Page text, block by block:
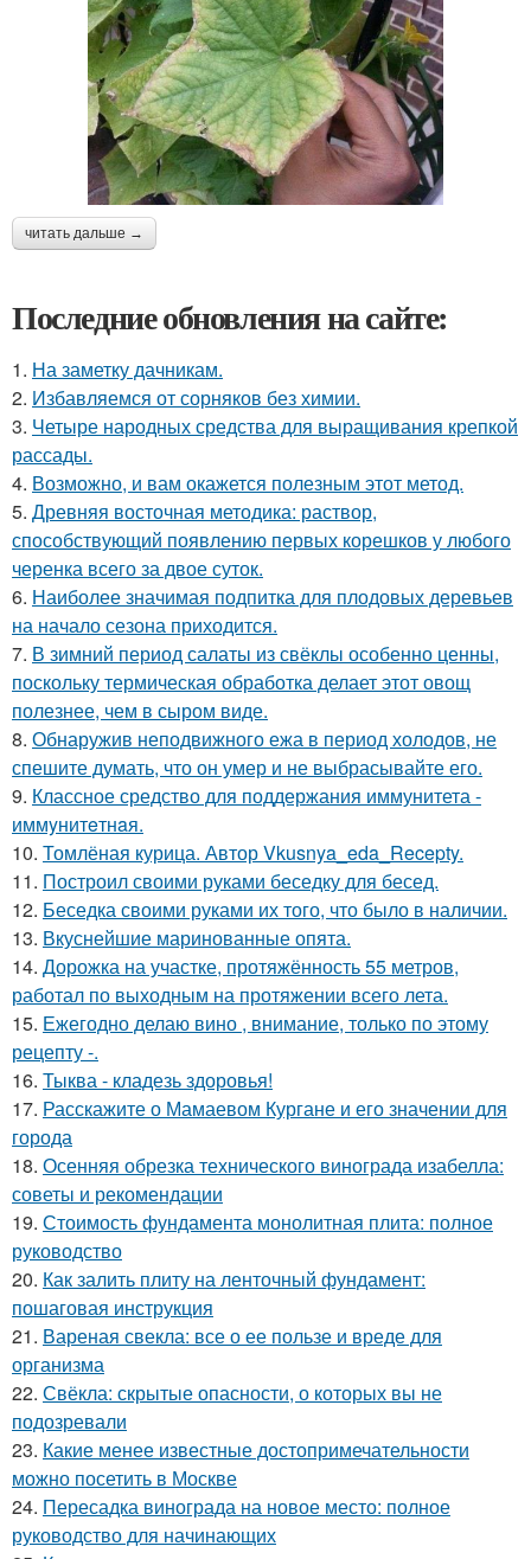
читать дальше →
Последние обновления на сайте:
1. На заметку дачникам.
2. Избавляемся от сорняков без химии.
3. Четыре народных средства для выращивания крепкой
рассады.
4. Возможно, и вам окажется полезным этот метод.
5. Древняя восточная методика: раствор,
способствующий появлению первых корешков у любого
черенка всего за двое суток.
6. Наиболее значимая подпитка для плодовых деревьев
на начало сезона приходится.
7. В зимний период салаты из свёклы особенно ценны,
поскольку термическая обработка делает этот овощ
полезнее, чем в сыром виде.
8. Обнаружив неподвижного ежа в период холодов, не
спешите думать, что он умер и не выбрасывайте его.
9. Классное средство для поддержания иммунитета -
иммyнитeтнaя.
10. Томлёная курица. Автор Vkusnya_eda_Recepty.
11. Построил своими руками беседку для бесед.
12. Беседка своими руками их того, что было в наличии.
13. Вкуснейшие маринованные опята.
14. Дорожка на участке, протяжённость 55 метров,
работал по выходным на протяжении всего лета.
15. Ежегодно делаю вино , внимание, только по этому
рецепту -.
16. Тыква - кладезь здоровья!
17. Расскажите о Мамаевом Кургане и его значении для
города
18. Осенняя обрезка технического винограда изабелла:
советы и рекомендации
19. Стоимость фундамента монолитная плита: полное
руководство
20. Как залить плиту на ленточный фундамент:
пошаговая инструкция
21. Вареная свекла: все о ее пользе и вреде для
организма
22. Свёкла: скрытые опасности, о которых вы не
подозревали
23. Какие менее известные достопримечательности
можно посетить в Москве
24. Пересадка винограда на новое место: полное
руководство для начинающих